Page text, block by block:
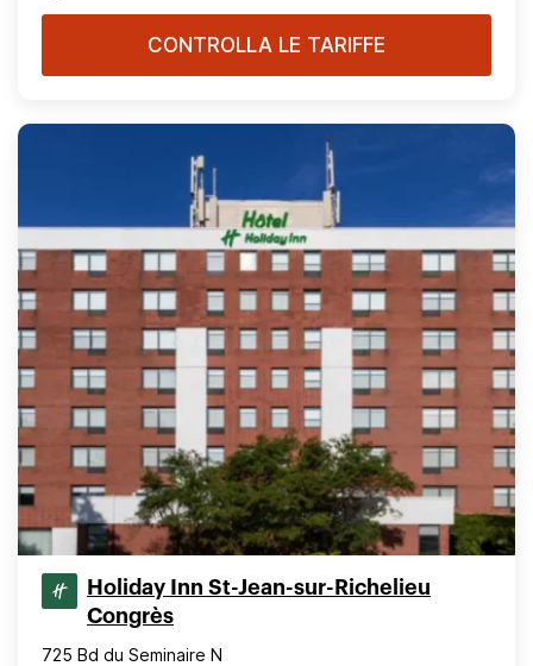
CONTROLLA LE TARIFFE
Holiday Inn St-Jean-sur-Richelieu
Congrès
725 Bd du Seminaire N